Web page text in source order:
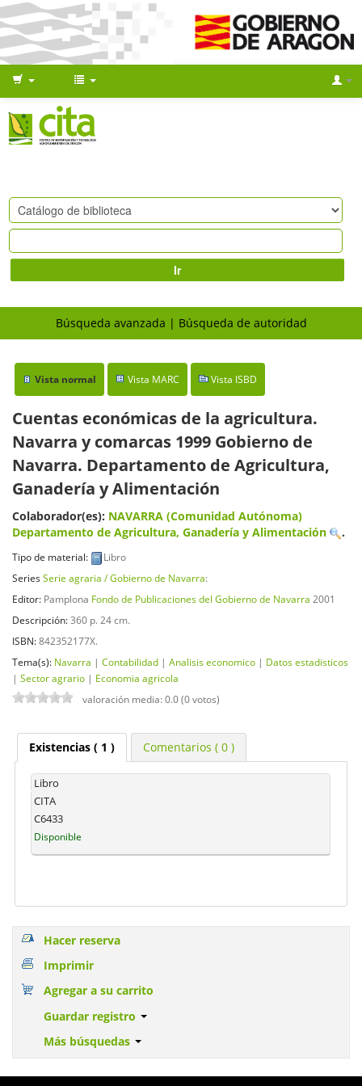
Ir
Búsqueda avanzada Búsqueda de autoridad
Vista normal Vista MARC Vista ISBD
Cuentas económicas de la agricultura.
Navarra y comarcas 1999 Gobierno de
Navarra. Departamento de Agricultura,
Ganadería y Alimentación
Colaborador(es): NAVARRA (Comunidad Autónoma)
Departamento de Agricultura, Ganadería y Alimentación
.
Tipo de material:
Libro
SeriesSerie agraria / Gobierno de Navarra:
Editor: Pamplona Fondo de Publicaciones del Gobierno de Navarra 2001
Descripción: 360 p. 24 cm.
ISBN:842352177X.
Tema(s): Navarra | Contabilidad | Analisis economico | Datos estadisticos
| Sector agrario | Economia agricola
valoración media: 0.0 (0 votos)
Existencias( 1 ) Comentarios ( 0 )
Libro
CITA
C6433
Disponible
Hacer reserva
Imprimir
Agregar a su carrito
Guardar registro
Más búsquedas